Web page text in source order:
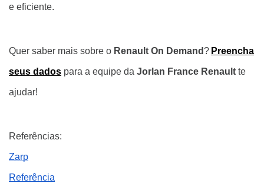
e eficiente.
Quer saber mais sobre o Renault On Demand? Preencha
seus dados para a equipe da Jorlan France Renault te
ajudar!
Referências:
Zarp
Referência